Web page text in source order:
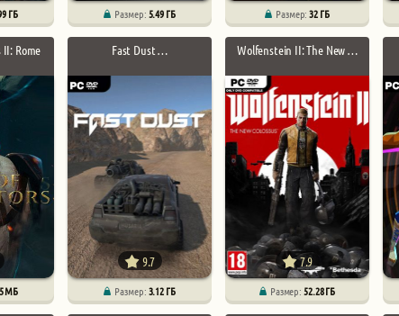
ГБ Размер:5.49 ГБ Размер: 32 ГБ
Rome
МБ
Fast Dust …
9.7
Размер:3.12 ГБ
Wolfenstein II: The New …
7.9
Размер:52.28 ГБ